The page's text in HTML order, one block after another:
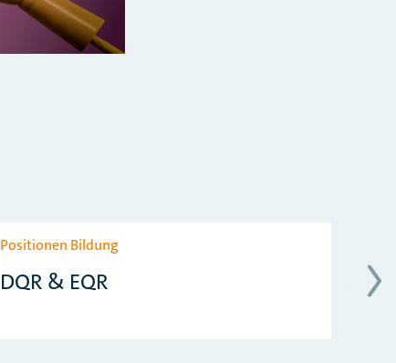
Positionen Bildung
DQR & EQR